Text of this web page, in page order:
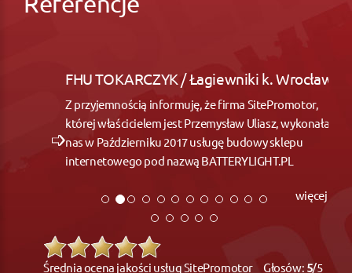
FHU TOKARCZYK / Łagiewniki k. Wrocław
Z przyjemnością informuję, że firma SitePromotor,
której właścicielem jest Przemysław Uliasz, wykonała dla
nas w Październiku 2017 usługę budowy sklepu
internetowego pod nazwą BATTERYLIGHT.PL
więcej
Średnia ocena jakości usług SitePromotor Głosów: 5/5